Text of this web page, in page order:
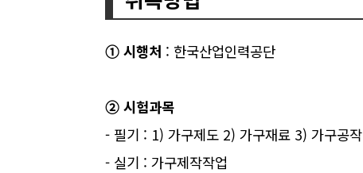
➀ 시행처 : 한국산업인력공단
➁ 시험과목
- 필기 : 1) 가구제도 2) 가구재료 3) 가구공작
- 실기 : 가구제작작업